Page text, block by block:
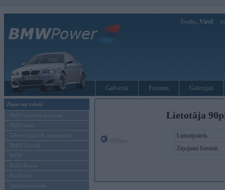
Sveiks, Viesi!
Galvenā Forums Galerijas
Ziņas un raksti
BMW modeļu jaunumi
BMW testi
Tehnoloģijas & sasniegumi
BMW Latvijā
MINI
Rolls-Royce
Pasākumi
Vadāmības tests
Lietotāja
Lietotājvārds:
Ziņojumi forumā: